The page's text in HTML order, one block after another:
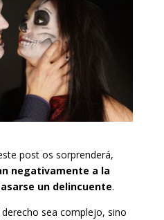
post os sorprenderá,
negativamente a la
un delincuente.
sea complejo, sino